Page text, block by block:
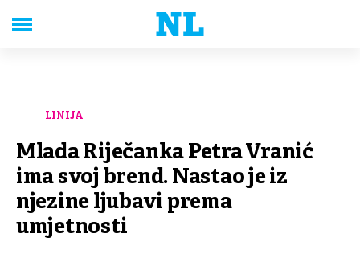
LINIJA
Mlada Riječanka Petra Vranić
ima svoj brend. Nastao je iz
njezine ljubavi prema
umjetnosti